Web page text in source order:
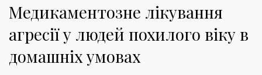
Медикаментозне лікування
агресії у людей похилого віку в
домашніх умовах